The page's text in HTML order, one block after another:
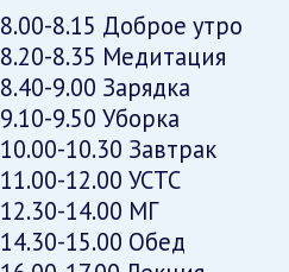
8.00-8.15 Доброе утро
8.20-8.35 Медитация
8.40-9.00 Зарядка
9.10-9.50 Уборка
10.00-10.30 Завтрак
11.00-12.00 УСТС
12.30-14.00 МГ
14.30-15.00 Обед